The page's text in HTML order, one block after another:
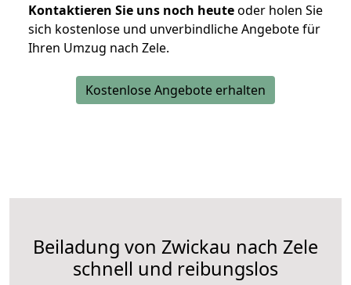
Kontaktieren Sie uns noch heuteoder holen Sie
sich kostenlose und unverbindliche Angebote für
Ihren Umzug nach Zele.
Kostenlose Angebote erhalten
Beiladung von Zwickau nach Zele
schnell und reibungslos